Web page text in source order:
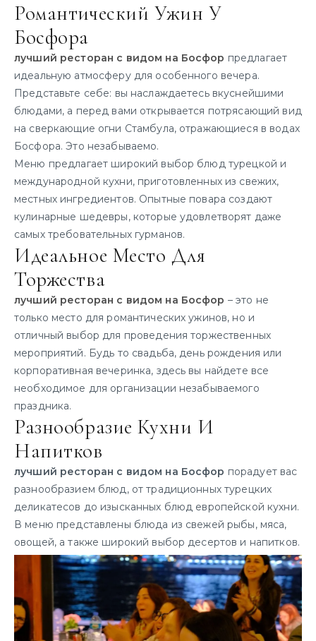
Романтический Ужин У
Босфора
лучший ресторан с видом на Босфор предлагает
идеальную атмосферу для особенного вечера.
Представьте себе: вы наслаждаетесь вкуснейшими
блюдами, а перед вами открывается потрясающий вид
на сверкающие огни Стамбула, отражающиеся в водах
Босфора. Это незабываемо.
Меню предлагает широкий выбор блюд турецкой и
международной кухни, приготовленных из свежих,
местных ингредиентов. Опытные повара создают
кулинарные шедевры, которые удовлетворят даже
самых требовательных гурманов.
Идеальное Место Для
Торжества
лучший ресторан с видом на Босфор – это не
только место для романтических ужинов, но и
отличный выбор для проведения торжественных
мероприятий. Будь то свадьба, день рождения или
корпоративная вечеринка, здесь вы найдете все
необходимое для организации незабываемого
праздника.
Разнообразие Кухни И
Напитков
лучший ресторан с видом на Босфор порадует вас
разнообразием блюд, от традиционных турецких
деликатесов до изысканных блюд европейской кухни.
В меню представлены блюда из свежей рыбы, мяса,
овощей, а также широкий выбор десертов и напитков.